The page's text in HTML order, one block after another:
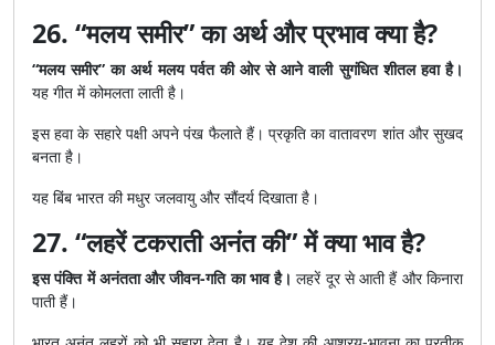
26. “मलय समीर” का अर्थ और प्रभाव क्या है?
“मलय समीर” का अर्थ मलय पर्वत की ओर से आने वाली सुगंधित शीतल हवा है।
यह गीत में कोमलता लाती है।
इस हवा के सहारे पक्षी अपने पंख फैलाते हैं। प्रकृति का वातावरण शांत और सुखद
बनता है।
यह बिंब भारत की मधुर जलवायु और सौंदर्य दिखाता है।
27. “लहरें टकराती अनंत की” में क्या भाव है?
इस पंक्ति में अनंतता और जीवन-गति का भाव है। लहरें दूर से आती हैं और किनारा
पाती हैं।